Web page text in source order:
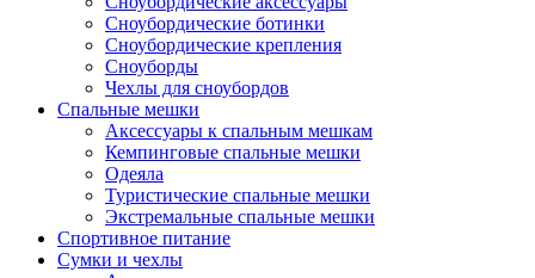
Сноубордические ботинки
Сноубордические крепления
Сноуборды
Чехлы для сноубордов
Спальные мешки
Аксессуары к спальным мешкам
Кемпинговые спальные мешки
Одеяла
Туристические спальные мешки
Экстремальные спальные мешки
Спортивное питание
Сумки и чехлы